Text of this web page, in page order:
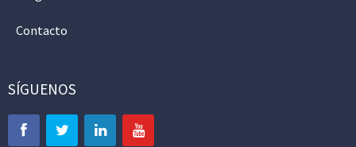
Contacto
SÍGUENOS